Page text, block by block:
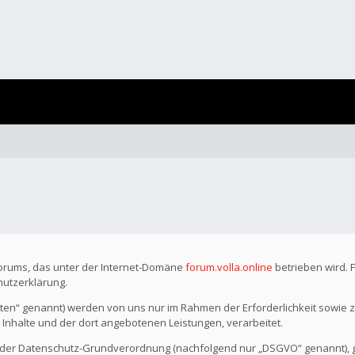
das unter der Internet-Domäne forum.volla.online betrieben wird.
genannt) werden von uns nur im Rahmen der Erforderlichkeit
und der dort angebotenen Leistungen, verarbeitet.
Datenschutz-Grundverordnung (nachfolgend nur „DSGVO“